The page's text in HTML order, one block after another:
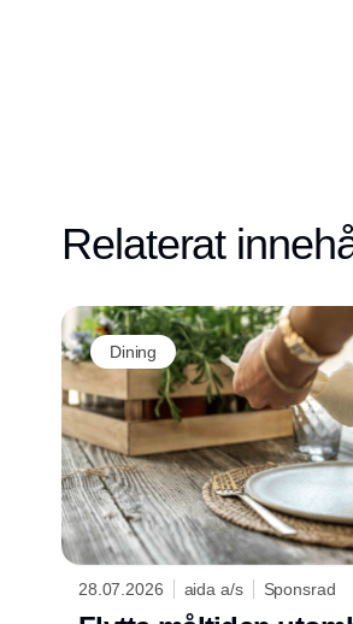
Relaterat
Dining
28.07.2026 aida a/s Sponsrad